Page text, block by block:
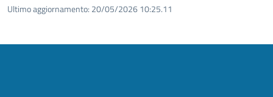
Ultimo aggiornamento: 20/05/2026 10:25.11